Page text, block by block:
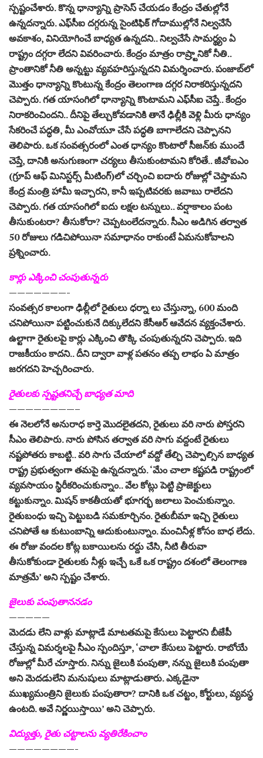
స్పష్టంచేశారు. కొన్న ధాన్యాన్ని ప్రాసెస్‌ చేయడం కేంద్రం చేతుల్లోనే
ఉన్నదన్నారు. ఎఫ్‌సీఐ దగ్గరున్న సైంటిఫిక్‌ గోదాముల్లోనే నిల్వచేసే
అవకాశం, వినియోగించే బాధ్యత ఉన్నదని.. నిల్వచేసే సామర్థ్యం ఏ
రాష్ట్రం దగ్గరా లేదని వివరించారు. కేంద్రం మాత్రం రాష్ర్టానికో నీతి..
ప్రాంతానికో నీతి అన్నట్టు వ్యవహరిస్తున్నదని విమర్శించారు. పంజాబ్‌లో
మొత్తం ధాన్యాన్ని కొంటున్న కేంద్రం తెలంగాణ దగ్గర నిరాకరిస్తున్నదని
చెప్పారు. గత యాసంగిలో ధాన్యాన్ని కొంటామని ఎఫ్‌సీఐ చెప్తే.. కేంద్రం
నిరాకరించిందని.. దీనిపై తేల్చుకోవడానికి తానే ఢిల్లీకి వెళ్లి మీరు ధాన్యం
సేకరించే పద్ధతి, మీ ఎంవోయూ చేసే పద్ధతి బాగాలేదని చెప్పానని
తెలిపారు. ఒక సంవత్సరంలో ఎంత ధాన్యం కొంటారో సీజన్‌కు ముందే
చెప్తే, దానికి అనుగుణంగా చర్యలు తీసుకుంటామని కోరితే.. జీవోఐఎం
(గ్రూప్‌ ఆఫ్‌ మినిస్టర్స్‌ మీటింగ్‌)లో చర్చించి ఐదారు రోజుల్లో చెప్తామని
కేంద్ర మంత్రి హామీ ఇచ్చారని, కానీ ఇప్పటివరకు జవాబు రాలేదని
చెప్పారు. గత యాసంగిలో ఐదు లక్షల టన్నులు.. వర్షాకాలం పంట
తీసుకుంటరా? తీసుకోరా? చెప్పటంలేదన్నారు. సీఎం అడిగిన తర్వాత
50 రోజులు గడిచిపోయినా సమాధానం రాకుంటే ఏమనుకోవాలని
ప్రశ్నించారు.
కార్లు ఎక్కించి చంపుతున్నరు
———————-
సంవత్సర కాలంగా ఢిల్లీలో రైతులు ధర్నా లు చేస్తున్నా, 600 మంది
చనిపోయినా పట్టించుకునే దిక్కులేదని కేసీఆర్‌ ఆవేదన వ్యక్తంచేశారు.
ఉల్టాగా రైతులపై కార్లు ఎక్కించి తొక్కి చంపుతున్నరని చెప్పారు. ఇది
రాజకీయం కాదని.. దీని ద్వారా వాళ్ల పతనం తప్ప లాభం ఏ మాత్రం
జరగదని హెచ్చరించారు.
రైతులకు స్పష్టతనిచ్చే బాధ్యత మాది
————————–
ఈ నెలలోనే అనురాధ కార్తె మొదలైతదని, రైతులు వరి నారు పోస్తరని
సీఎం తెలిపారు. నారు పోసిన తర్వాత వరి సాగు వద్దంటే రైతులు
నష్టపోతరు కాబట్టి.. వరి సాగు చేయాలో వద్దో తేల్చి చెప్పాల్సిన బాధ్యత
రాష్ట్ర ప్రభుత్వంగా తమపై ఉన్నదన్నారు. ‘మేం చాలా కష్టపడి రాష్ట్రంలో
వ్యవసాయం స్థిరీకరించుకున్నాం.. వేల కోట్లు పెట్టి ప్రాజెక్టులు
కట్టుకున్నాం. మిషన్‌ కాకతీయతో భూగర్భ జలాలు పెంచుకున్నాం.
రైతుబంధు ఇచ్చి పెట్టుబడి సమకూర్చినం. రైతుబీమా ఇచ్చి రైతులు
చనిపోతే ఆ కుటుంబాన్ని ఆదుకుంటున్నాం. మంచినీళ్ల కోసం బాధ లేదు.
ఈ రోజు వందల కోట్ల బకాయిలను రద్దు చేసి, నీటి తీరువా
తీసుకోకుండా రైతులకు నీళ్లు ఇచ్చే ఒకే ఒక రాష్ట్రం దశంలో తెలంగాణ
మాత్రమే’ అని స్పష్టం చేశారు.
జైలుకు పంపుతాననడం
—————
మెదడు లేని వాళ్లు మాట్లాడే మాటతమపై కేసులు పెట్టారని బీజేపీ
చేస్తున్న విమర్శలపై సీఎం స్పందిస్తూ, ‘చాలా కేసులు పెట్టారు. రాబోయే
రోజుల్లో మీరే చూస్తారు. నిన్ను జైలుకి పంపుతా, నన్ను జైలుకి పంపుతా
అని మెదడులేని మనుషులు మాట్లాడుతారు. ఎక్కడైనా
ముఖ్యమంత్రిని జైలుకు పంపుతారా? దానికి ఒక చట్టం, కోర్టులు, వ్యవస్థ
ఉంటది. అవే నిర్ణయిస్తాయి’ అని చెప్పారు.
విద్యుత్తు, రైతు చట్టాలను వ్యతిరేకించాం
————————-